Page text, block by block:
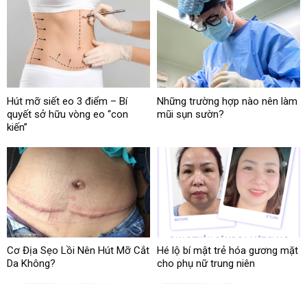
Hút mỡ siết eo 3 điểm – Bí
quyết sở hữu vòng eo “con
kiến”
Những trường hợp nào nên làm
mũi sụn sườn?
Cơ Địa Sẹo Lồi Nên Hút Mỡ Cắt
Da Không?
Hé lộ bí mật trẻ hóa gương mặt
cho phụ nữ trung niên